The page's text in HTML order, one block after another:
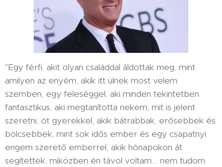
"Egy férfi, akit olyan családdal áldottak meg, mint
amilyen az enyém, akik itt ülnek most velem
szemben, egy feleséggel, aki minden tekintetben
fantasztikus, aki megtanította nekem, mit is jelent
szeretni, öt gyerekkel, akik bátrabbak, erősebbek és
bölcsebbek, mint sok idős ember és egy csapatnyi
engem szerető emberrel, akik hónapokon át
segítettek, miközben én távol voltam.... nem tudom